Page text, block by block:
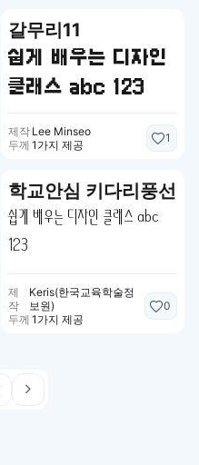
갈무리11
쉽게 배우는 디자인
클래스 abc 123
제작 Lee Minseo
두께 1가지 제공
1
학교안심 키다리풍선
쉽게 배우는 디자인 클래스 abc
123
제
작
Keris(한국교육학술정
보원)
두께 1가지 제공
0